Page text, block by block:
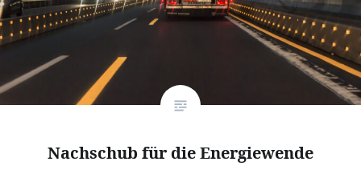
Nach­schub für die Ener­gie­wen­de